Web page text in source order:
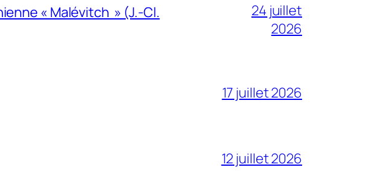
« Malévitch » (J.-Cl.
24 juillet
2026
17 juillet 2026
12 juillet 2026